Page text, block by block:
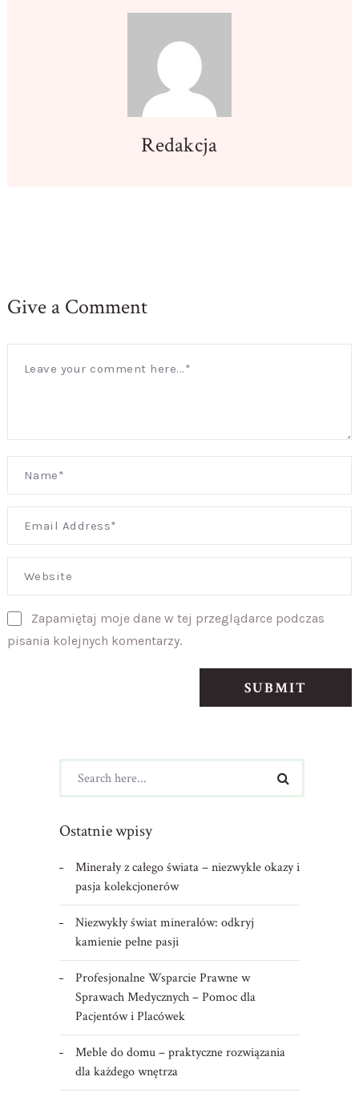
Redakcja
Give a Comment
Zapamiętaj moje dane w tej przeglądarce podczas
pisania kolejnych komentarzy.
Ostatnie wpisy
Minerały z całego świata – niezwykłe okazy i
pasja kolekcjonerów
Niezwykły świat minerałów: odkryj
kamienie pełne pasji
Profesjonalne Wsparcie Prawne w
Sprawach Medycznych – Pomoc dla
Pacjentów i Placówek
Meble do domu – praktyczne rozwiązania
dla każdego wnętrza